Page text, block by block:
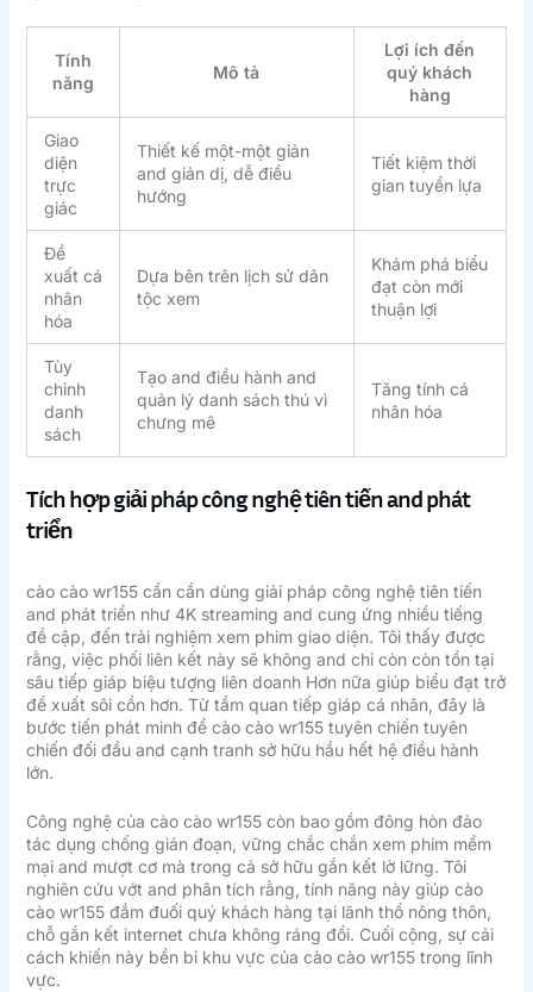
Tính
năng
Mô tả
Lợi ích đến
quý khách
hàng
Giao
diện
trực
giác
Thiết kế một-một giản
and giản dị, dễ điều
hướng
Tiết kiệm thời
gian tuyển lựa
Đề
xuất cá
nhân
hóa
Dựa bên trên lịch sử dân
tộc xem
Khám phá biểu
đạt còn mới
thuận lợi
Tùy
chỉnh
danh
sách
Tạo and điều hành and
quản lý danh sách thú vì
chưng mê
Tăng tính cá
nhân hóa
Tích hợp giải pháp công nghệ tiên tiến and phát
triển
cào cào wr155 cần cần dùng giải pháp công nghệ tiên tiến
and phát triển như 4K streaming and cung ứng nhiều tiếng
đề cập, đến trải nghiệm xem phim giao diện. Tôi thấy được
rằng, việc phối liên kết này sẽ không and chỉ còn còn tồn tại
sâu tiếp giáp biệu tượng liên doanh Hơn nữa giúp biểu đạt trở
đề xuất sôi cồn hơn. Từ tầm quan tiếp giáp cá nhân, đây là
bước tiến phát minh để cào cào wr155 tuyên chiến tuyên
chiến đối đầu and cạnh tranh sở hữu hầu hết hệ điều hành
lớn.
Công nghệ của cào cào wr155 còn bao gồm đông hòn đảo
tác dụng chống gián đoạn, vững chắc chắn xem phim mềm
mại and mượt cơ mà trong cả sở hữu gắn kết lờ lững. Tôi
nghiên cứu vớt and phân tích rằng, tính năng này giúp cào
cào wr155 đắm đuối quý khách hàng tại lãnh thổ nông thôn,
chỗ gắn kết internet chưa không ráng đổi. Cuối cộng, sự cải
cách khiến này bền bỉ khu vực của cào cào wr155 trong lĩnh
vực.